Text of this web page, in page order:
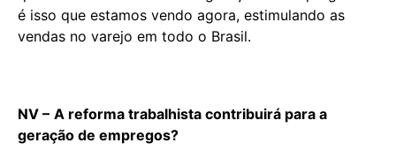
é isso que estamos vendo agora, estimulando as
vendas no varejo em todo o Brasil.
NV – A reforma trabalhista contribuirá para a
geração de empregos?